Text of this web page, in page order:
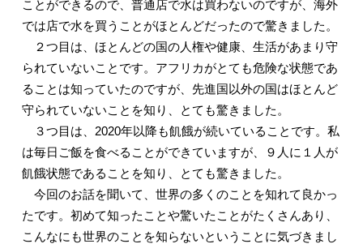
ことができるので、普通店で水は買わないのですが、海外
では店で水を買うことがほとんどだったので驚きました。
２つ目は、ほとんどの国の人権や健康、生活があまり守
られていないことです。アフリカがとても危険な状態であ
ることは知っていたのですが、先進国以外の国はほとんど
守られていないことを知り、とても驚きました。
３つ目は、2020年以降も飢餓が続いていることです。私
は毎日ご飯を食べることができていますが、９人に１人が
飢餓状態であることを知り、とても驚きました。
今回のお話を聞いて、世界の多くのことを知れて良かっ
たです。初めて知ったことや驚いたことがたくさんあり、
こんなにも世界のことを知らないということに気づきまし